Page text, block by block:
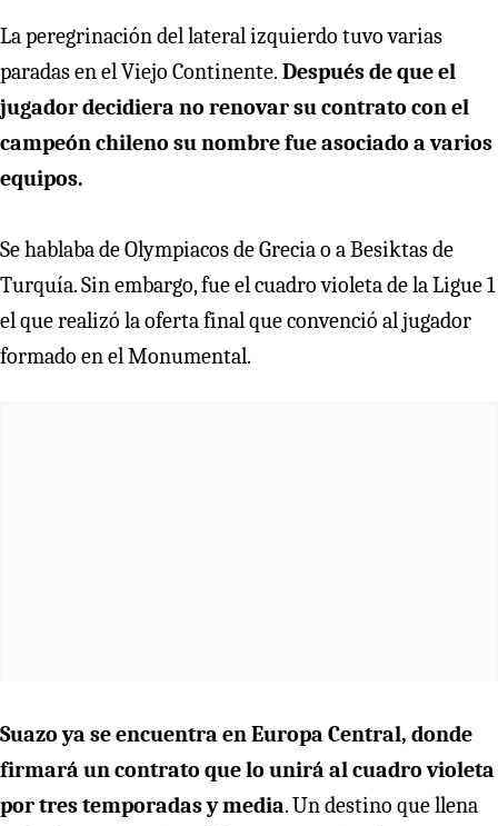
La peregrinación del lateral izquierdo tuvo varias
paradas en el Viejo Continente. Después de que el
jugador decidiera no renovar su contrato con el
campeón chileno su nombre fue asociado a varios
equipos.
Se hablaba de Olympiacos de Grecia o a Besiktas de
Turquía. Sin embargo, fue el cuadro violeta de la Ligue 1
el que realizó la oferta final que convenció al jugador
formado en el Monumental.
Suazo ya se encuentra en Europa Central, donde
firmará un contrato que lo unirá al cuadro violeta
por tres temporadas y media. Un destino que llena